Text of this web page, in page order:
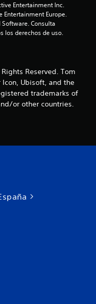
c
a
i
o
n
s
Entertainment Inc.
Entertainment Europe.
Consulta
los derechos de uso.
Reserved. Tom
Icon, Ubisoft, and the
trademarks of
or other countries.